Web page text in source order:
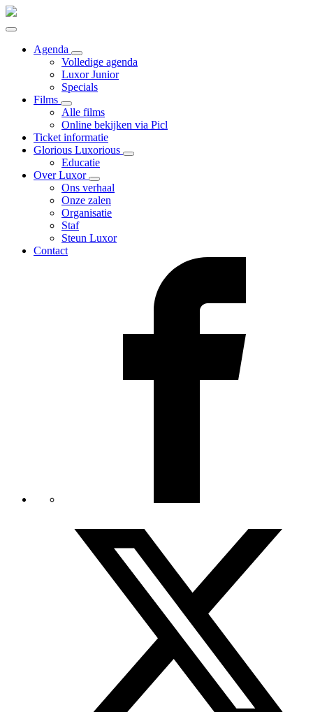
Agenda
Volledige agenda
Luxor Junior
Specials
Films
Alle films
Online bekijken via Picl
Ticket informatie
Glorious Luxorious
Educatie
Over Luxor
Ons verhaal
Onze zalen
Organisatie
Staf
Steun Luxor
Contact